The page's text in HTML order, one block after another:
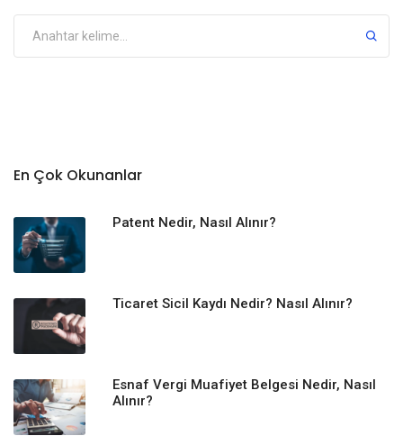
En Çok Okunanlar
Patent Nedir, Nasıl Alınır?
Ticaret Sicil Kaydı Nedir? Nasıl Alınır?
Esnaf Vergi Muafiyet Belgesi Nedir, Nasıl
Alınır?